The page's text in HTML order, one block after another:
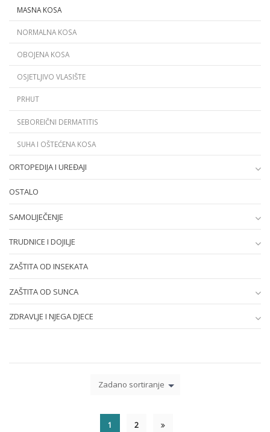
Zadano sortiranje
1 2
MASNA KOSA
NORMALNA KOSA
OBOJENA KOSA
OSJETLJIVO VLASIŠTE
PRHUT
SEBOREIČNI DERMATITIS
SUHA I OŠTEĆENA KOSA
ORTOPEDIJA I UREĐAJI
OSTALO
SAMOLIJEČENJE
TRUDNICE I DOJILJE
ZAŠTITA OD INSEKATA
ZAŠTITA OD SUNCA
ZDRAVLJE I NJEGA DJECE